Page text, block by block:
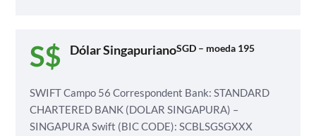
Dólar SingapurianoSGD – moeda 195
SWIFTCampo 56 Correspondent Bank: STANDARD
CHARTERED BANK (DOLAR SINGAPURA) –
SINGAPURASwift (BIC CODE): SCBLSGSGXXX